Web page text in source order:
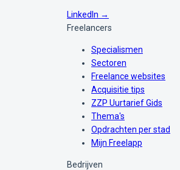
LinkedIn →
Freelancers
Specialismen
Sectoren
Freelance websites
Acquisitie tips
ZZP Uurtarief Gids
Thema's
Opdrachten per stad
Mijn Freelapp
Bedrijven